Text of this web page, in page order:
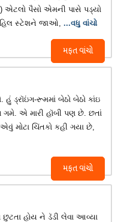
મફત વાંચો
પૈસો એમની પાસે પડ્યો
સ્ટેશને જાઓ, ...વધુ વાંચો
મફત વાંચો
ડ્રૉઇંગ-રૂમમાં બેઠો બેઠો કાંઇ
એ મારી હૉબી પણ છે. છતાં
મોટા ચિંતકો કહી ગયા છે,
છુટતા હોય ને ડૅડી લેવા આવ્યા